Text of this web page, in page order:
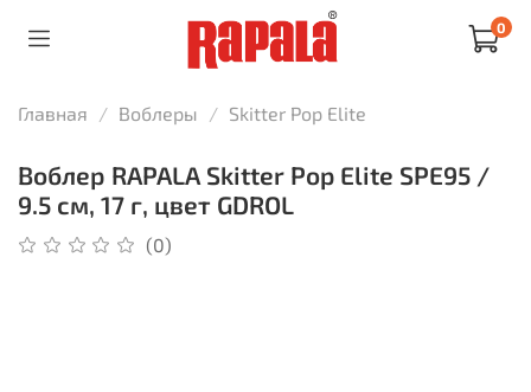
0
Главная Воблеры Skitter Pop Elite
Воблер RAPALA Skitter Pop Elite SPE95 /
9.5 см, 17 г, цвет GDROL
(0)